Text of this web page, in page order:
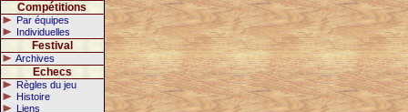
Compétitions
Par équipes
Individuelles
Festival
Archives
Echecs
Règles du jeu
Histoire
Liens